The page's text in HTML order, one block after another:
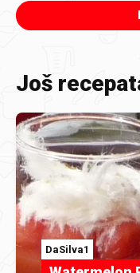
Još
DaSilva1